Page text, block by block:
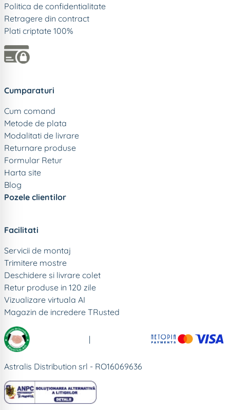
Politica de confidentialitate
Retragere din contract
Plati criptate 100%
Cumparaturi
Cum comand
Metode de plata
Modalitati de livrare
Returnare produse
Formular Retur
Harta site
Blog
Pozele clientilor
Facilitati
Servicii de montaj
Trimitere mostre
Deschidere si livrare colet
Retur produse in 120 zile
Vizualizare virtuala AI
Magazin de incredere TRusted
|
Astralis Distribution srl - RO16069636